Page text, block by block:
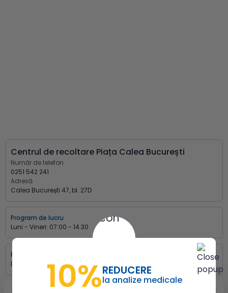
Centrul de recoltare Piața Calea București
Număr de telefon
0251 542 241
Adresă
Calea București 47, bl. 27D
Program de lucru
Luni - Vineri: 07:00 - 14:30
Program de recoltare
Luni - Vineri:07:00 - 14:00
10%REDUCERE
la analize medicale